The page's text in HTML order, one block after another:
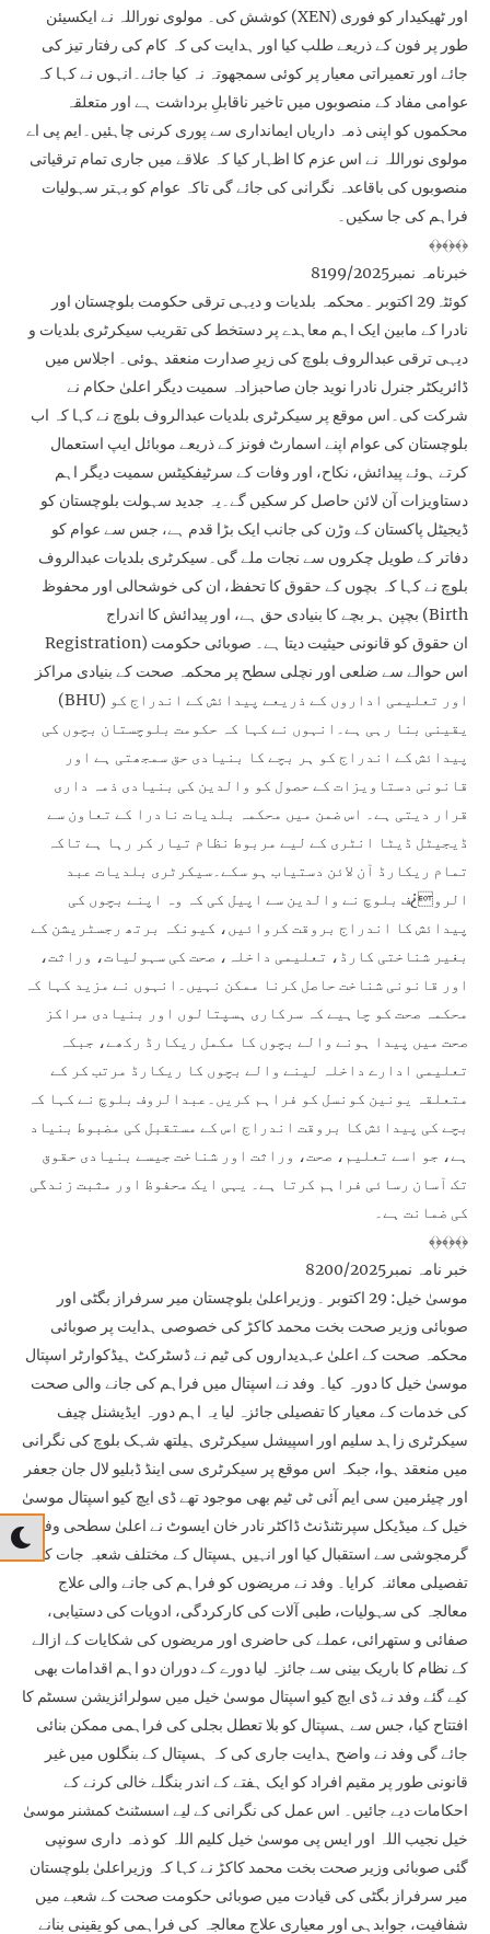
کوشش کی۔ مولوی نوراللہ نے ایکسیئن (XEN) اور ٹھیکیدار کو فوری
طور پر فون کے ذریعے طلب کیا اور ہدایت کی کہ کام کی رفتار تیز کی
جائے اور تعمیراتی معیار پر کوئی سمجھوتہ نہ کیا جائے۔انہوں نے کہا کہ
عوامی مفاد کے منصوبوں میں تاخیر ناقابلِ برداشت ہے اور متعلقہ
محکموں کو اپنی ذمہ داریاں ایمانداری سے پوری کرنی چاہئیں۔ایم پی اے
مولوی نوراللہ نے اس عزم کا اظہار کیا کہ علاقے میں جاری تمام ترقیاتی
منصوبوں کی باقاعدہ نگرانی کی جائے گی تاکہ عوام کو بہتر سہولیات
فراہم کی جا سکیں۔
﴾﴿﴾﴿﴾﴿
خبرنامہ نمبر8199/2025
کوئٹہ29 اکتوبر ۔محکمہ بلدیات و دیہی ترقی حکومت بلوچستان اور
نادرا کے مابین ایک اہم معاہدے پر دستخط کی تقریب سیکرٹری بلدیات و
دیہی ترقی عبدالروف بلوچ کی زیرِ صدارت منعقد ہوئی۔ اجلاس میں
ڈائریکٹر جنرل نادرا نوید جان صاحبزادہ سمیت دیگر اعلیٰ حکام نے
شرکت کی۔اس موقع پر سیکرٹری بلدیات عبدالروف بلوچ نے کہا کہ اب
بلوچستان کی عوام اپنے اسمارٹ فونز کے ذریعے موبائل ایپ استعمال
کرتے ہوئے پیدائش، نکاح، اور وفات کے سرٹیفکیٹس سمیت دیگر اہم
دستاویزات آن لائن حاصل کر سکیں گے۔یہ جدید سہولت بلوچستان کو
ڈیجیٹل پاکستان کے وڑن کی جانب ایک بڑا قدم ہے، جس سے عوام کو
دفاتر کے طویل چکروں سے نجات ملے گی۔سیکرٹری بلدیات عبدالروف
بلوچ نے کہا کہ بچوں کے حقوق کا تحفظ، ان کی خوشحالی اور محفوظ
بچپن ہر بچے کا بنیادی حق ہے، اور پیدائش کا اندراج (Birth
Registration) ان حقوق کو قانونی حیثیت دیتا ہے۔ صوبائی حکومت
اس حوالے سے ضلعی اور نچلی سطح پر محکمہ صحت کے بنیادی مراکز
(BHU) اور تعلیمی اداروں کے ذریعے پیدائش کے اندراج کو
یقینی بنا رہی ہے۔انہوں نے کہا کہ حکومت بلوچستان بچوں کی
پیدائش کے اندراج کو ہر بچے کا بنیادی حق سمجھتی ہے اور
قانونی دستاویزات کے حصول کو والدین کی بنیادی ذمہ داری
قرار دیتی ہے۔ اس ضمن میں محکمہ بلدیات نادرا کے تعاون سے
ڈیجیٹل ڈیٹا انٹری کے لیے مربوط نظام تیار کر رہا ہے تاکہ
تمام ریکارڈ آن لائن دستیاب ہو سکے۔سیکرٹری بلدیات عبد
الرو¿ف بلوچ نے والدین سے اپیل کی کہ وہ اپنے بچوں کی
پیدائش کا اندراج بروقت کروائیں، کیونکہ برتھ رجسٹریشن کے
بغیر شناختی کارڈ، تعلیمی داخلہ، صحت کی سہولیات، وراثت،
اور قانونی شناخت حاصل کرنا ممکن نہیں۔انہوں نے مزید کہا کہ
محکمہ صحت کو چاہیے کہ سرکاری ہسپتالوں اور بنیادی مراکز
صحت میں پیدا ہونے والے بچوں کا مکمل ریکارڈ رکھے، جبکہ
تعلیمی ادارے داخلہ لینے والے بچوں کا ریکارڈ مرتب کر کے
متعلقہ یونین کونسل کو فراہم کریں۔عبدالروف بلوچ نے کہا کہ
بچے کی پیدائش کا بروقت اندراج اس کے مستقبل کی مضبوط بنیاد
ہے، جو اسے تعلیم، صحت، وراثت اور شناخت جیسے بنیادی حقوق
تک آسان رسائی فراہم کرتا ہے۔ یہی ایک محفوظ اور مثبت زندگی
کی ضمانت ہے۔
﴾﴿﴾﴿﴾﴿
خبر نامہ نمبر8200/2025
موسیٰ خیل: 29 اکتوبر ۔وزیراعلیٰ بلوچستان میر سرفراز بگٹی اور
صوبائی وزیر صحت بخت محمد کاکڑ کی خصوصی ہدایت پر صوبائی
محکمہ صحت کے اعلیٰ عہدیداروں کی ٹیم نے ڈسٹرکٹ ہیڈکوارٹر اسپتال
موسیٰ خیل کا دورہ کیا۔ وفد نے اسپتال میں فراہم کی جانے والی صحت
کی خدمات کے معیار کا تفصیلی جائزہ لیا یہ اہم دورہ ایڈیشنل چیف
سیکرٹری زاہد سلیم اور اسپیشل سیکرٹری ہیلتھ شہک بلوچ کی نگرانی
میں منعقد ہوا، جبکہ اس موقع پر سیکرٹری سی اینڈ ڈبلیو لال جان جعفر
اور چیئرمین سی ایم آئی ٹی ٹیم بھی موجود تھے ڈی ایچ کیو اسپتال موسیٰ
خیل کے میڈیکل سپرنٹنڈنٹ ڈاکٹر نادر خان ایسوٹ نے اعلیٰ سطحی وفد کا
گرمجوشی سے استقبال کیا اور انہیں ہسپتال کے مختلف شعبہ جات کا
تفصیلی معائنہ کرایا۔ وفد نے مریضوں کو فراہم کی جانے والی علاج
معالجہ کی سہولیات، طبی آلات کی کارکردگی، ادویات کی دستیابی،
صفائی و ستھرائی، عملے کی حاضری اور مریضوں کی شکایات کے ازالے
کے نظام کا باریک بینی سے جائزہ لیا دورے کے دوران دو اہم اقدامات بھی
کیے گئے وفد نے ڈی ایچ کیو اسپتال موسیٰ خیل میں سولرائزیشن سسٹم کا
افتتاح کیا، جس سے ہسپتال کو بلا تعطل بجلی کی فراہمی ممکن بنائی
جائے گی وفد نے واضح ہدایت جاری کی کہ ہسپتال کے بنگلوں میں غیر
قانونی طور پر مقیم افراد کو ایک ہفتے کے اندر بنگلے خالی کرنے کے
احکامات دیے جائیں۔ اس عمل کی نگرانی کے لیے اسسٹنٹ کمشنر موسیٰ
خیل نجیب اللہ اور ایس پی موسیٰ خیل کلیم اللہ کو ذمہ داری سونپی
گئی صوبائی وزیر صحت بخت محمد کاکڑ نے کہا کہ وزیراعلیٰ بلوچستان
میر سرفراز بگٹی کی قیادت میں صوبائی حکومت صحت کے شعبے میں
شفافیت، جوابدہی اور معیاری علاج معالجہ کی فراہمی کو یقینی بنانے